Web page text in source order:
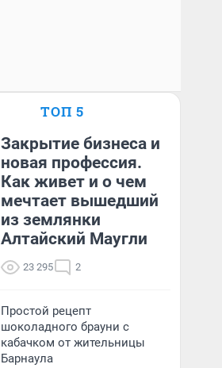
ТОП 5
Закрытие бизнеса и
новая профессия.
Как живет и о чем
мечтает вышедший
из землянки
Алтайский Маугли
23 295 2
Простой рецепт
шоколадного брауни с
кабачком от жительницы
Барнаула